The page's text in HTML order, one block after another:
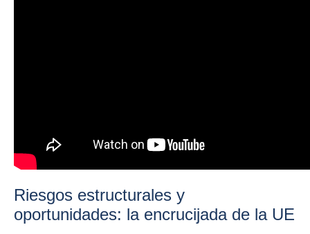
Riesgos estructurales y
oportunidades: la encrucijada de la UE